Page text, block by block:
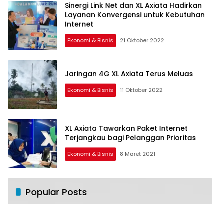
Sinergi Link Net dan XL Axiata Hadirkan
Layanan Konvergensi untuk Kebutuhan
Internet
Ekonomi & Bisnis 21 Oktober 2022
Jaringan 4G XL Axiata Terus Meluas
Ekonomi & Bisnis 11 Oktober 2022
XL Axiata Tawarkan Paket Internet
Terjangkau bagi Pelanggan Prioritas
Ekonomi & Bisnis 8 Maret 2021
Popular Posts